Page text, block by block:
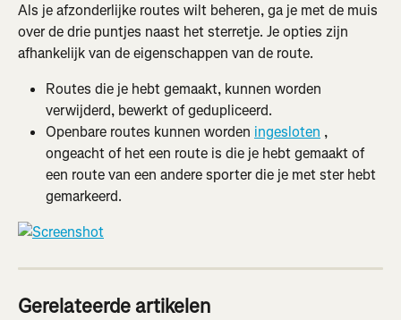
Als je afzonderlijke routes wilt beheren, ga je met de muis
over de drie puntjes naast het sterretje. Je opties zijn
afhankelijk van de eigenschappen van de route.
Routes die je hebt gemaakt, kunnen worden
verwijderd, bewerkt of gedupliceerd.
Openbare routes kunnen worden ingesloten ,
ongeacht of het een route is die je hebt gemaakt of
een route van een andere sporter die je met ster hebt
gemarkeerd.
Gerelateerde artikelen